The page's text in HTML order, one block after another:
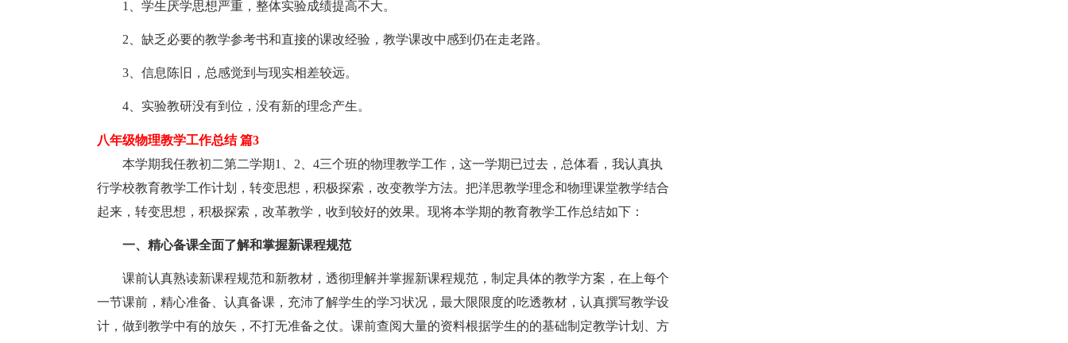
1、学生厌学思想严重，整体实验成绩提高不大。
2、缺乏必要的教学参考书和直接的课改经验，教学课改中感到仍在走老路。
3、信息陈旧，总感觉到与现实相差较远。
4、实验教研没有到位，没有新的理念产生。
八年级物理教学工作总结 篇3
本学期我任教初二第二学期1、2、4三个班的物理教学工作，这一学期已过去，总体看，我认真执
行学校教育教学工作计划，转变思想，积极探索，改变教学方法。把洋思教学理念和物理课堂教学结合
起来，转变思想，积极探索，改革教学，收到较好的效果。现将本学期的教育教学工作总结如下：
一、精心备课全面了解和掌握新课程规范
课前认真熟读新课程规范和新教材，透彻理解并掌握新课程规范，制定具体的教学方案，在上每个
一节课前，精心准备、认真备课，充沛了解学生的学习状况，最大限限度的吃透教材，认真撰写教学设
计，做到教学中有的放矢，不打无准备之仗。课前查阅大量的资料根据学生的的基础制定教学计划、方